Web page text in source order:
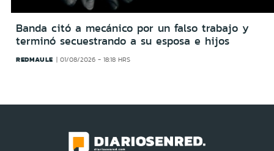
Banda citó a mecánico por un falso trabajo y
terminó secuestrando a su esposa e hijos
REDMAULE 01/08/2026 - 18:18 HRS